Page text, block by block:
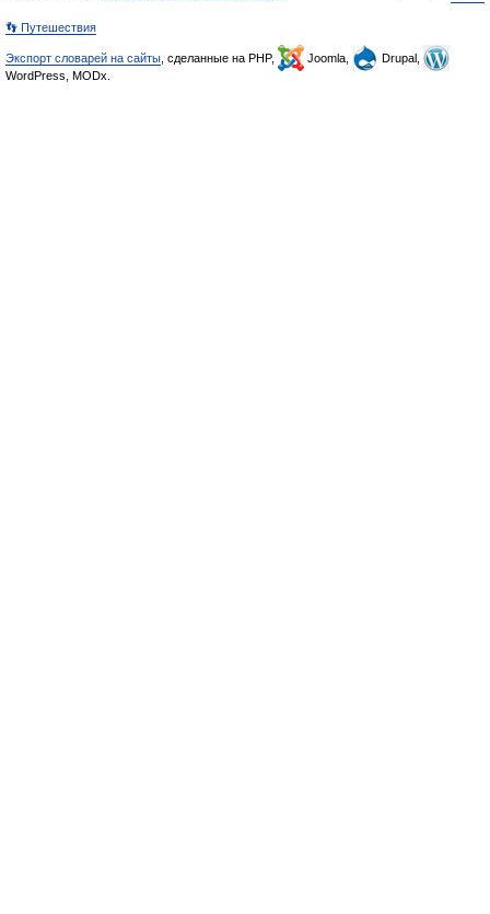
👣 Путешествия
Экспорт словарей на сайты , сделанные на PHP, Joomla,
Drupal,
WordPress, MODx.